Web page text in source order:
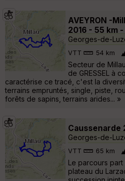
AVEYRON -
2016 - 55 km
Georges-de-
VTT 54 km
Secteur de
de GRESSEL à
caractérise ce tracé, c'est la
terrains empruntés, single, piste,
forêts de sapins, terrains arides... »
Caussenarde
Georges-de-
VTT 65 km
Le parcours
plateau du